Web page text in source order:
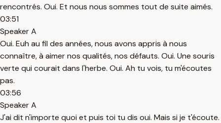
rencontrés. Oui. Et nous nous sommes tout de suite aimés.
03:51
Speaker A
Oui. Euh au fil des années, nous avons appris à nous
connaître, à aimer nos qualités, nos défauts. Oui. Une souris
verte qui courait dans l'herbe. Oui. Ah tu vois, tu m'écoutes
pas.
03:56
Speaker A
J'ai dit n'importe quoi et puis toi tu dis oui. Mais si je t'écoute.